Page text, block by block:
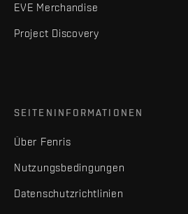
EVE Merchandise
Project Discovery
SEITENINFORMATIONEN
Über Fenris
Nutzungsbedingungen
Datenschutzrichtlinien